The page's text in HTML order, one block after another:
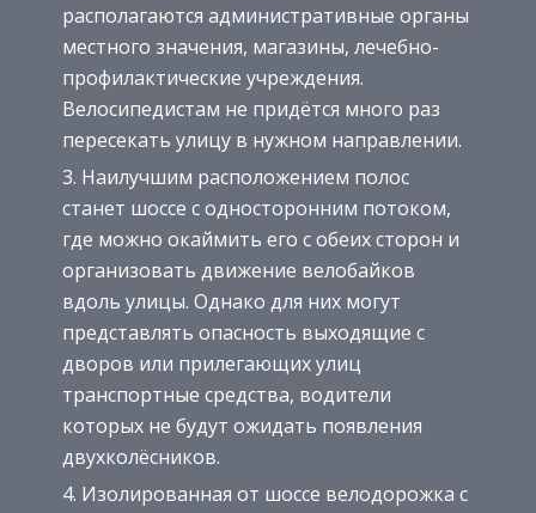
располагаются административные органы
местного значения, магазины, лечебно-
профилактические учреждения.
Велосипедистам не придётся много раз
пересекать улицу в нужном направлении.
Наилучшим расположением полос
станет шоссе с односторонним потоком,
где можно окаймить его с обеих сторон и
организовать движение велобайков
вдоль улицы. Однако для них могут
представлять опасность выходящие с
дворов или прилегающих улиц
транспортные средства, водители
которых не будут ожидать появления
двухколёсников.
Изолированная от шоссе велодорожка с